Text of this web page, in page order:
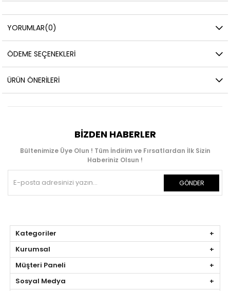
YORUMLAR(0)
ÖDEME SEÇENEKLERI
ÜRÜN ÖNERILERI
BIZDEN HABERLER
Bültenimize Üye Olun ! Tüm İndirim ve Fırsatlardan İlk Sizin
Haberiniz Olsun !
GÖNDER
Kategoriler
Kurumsal
Müşteri Paneli
Sosyal Medya